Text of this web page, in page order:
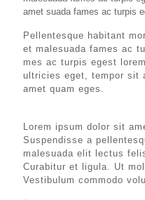
amet suada fames ac turpis
Pellentesque habitant
et malesuada fames ac
mes ac turpis egest
ultricies eget, tempor sit
amet quam eges.
Lorem ipsum dolor sit
Suspendisse a
malesuada elit lectus
Curabitur et ligula. Ut
Vestibulum commodo